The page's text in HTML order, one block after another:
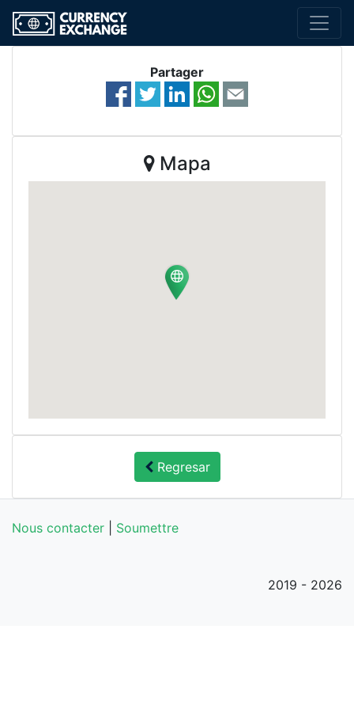
Partager
Mapa
Regresar
Nous contacter Soumettre
2019 - 2026